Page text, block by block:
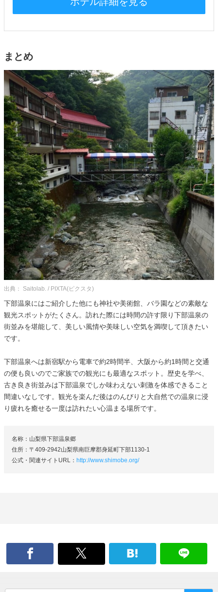
まとめ
出典： Saitolab. / PIXTA(ピクスタ)
下部温泉にはご紹介した他にも神社や美術館、バラ園などの素敵な
観光スポットがたくさん。訪れた際には時間の許す限り下部温泉の
街並みを堪能して、美しい風情や美味しい空気を満喫して頂きたい
です。
下部温泉へは新宿駅から電車で約2時間半、大阪から約1時間と交通
の便も良いのでご家族での観光にも最適なスポット。歴史を学べ、
古き良き街並みは下部温泉でしか味わえない刺激を体感できること
間違いなしです。観光を楽んだ後はのんびりと大自然での温泉に浸
り疲れを癒せる一度は訪れたい心温まる場所です。
名称：山梨県下部温泉郷
住所：〒409-2942山梨県南巨摩郡身延町下部1130-1
公式・関連サイトURL： http://www.shimobe.org/